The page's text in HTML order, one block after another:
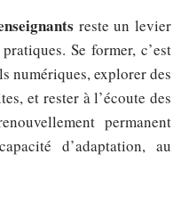
reste un levier
Se former, c’est
numériques, explorer des
et rester à l’écoute des
permanent
d’adaptation, au